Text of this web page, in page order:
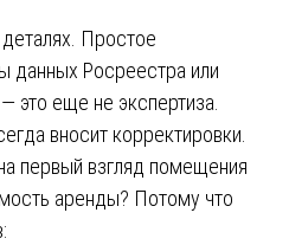
Простое
данных Росреестра или
это еще не экспертиза.
вносит корректировки.
первый взгляд помещения
аренды? Потому что